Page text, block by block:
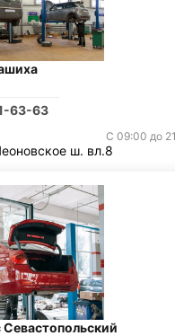
63-63
С 09:00 до
ш. вл.8